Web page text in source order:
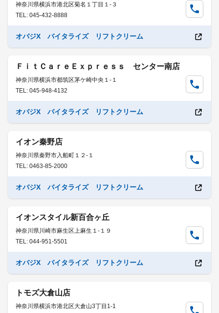
神奈川県横浜市港北区菊名１丁目１-３
TEL: 045-432-8888
オバジX バイタライズ リフトクリーム
ＦｉｔＣａｒｅＥｘｐｒｅｓｓ センター南店
神奈川県横浜市都筑区茅ケ崎中央１-１
TEL: 045-948-4132
オバジX バイタライズ リフトクリーム
イオン秦野店
神奈川県秦野市入船町１２-１
TEL: 0463-85-2000
オバジX バイタライズ リフトクリーム
イオンスタイル新百合ヶ丘
神奈川県川崎市麻生区上麻生１-１９
TEL: 044-951-5501
オバジX バイタライズ リフトクリーム
トモズ大倉山店
神奈川県横浜市港北区大倉山3丁目1-1